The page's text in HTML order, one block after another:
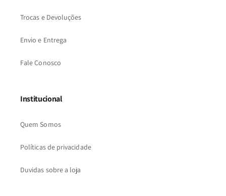
Trocas e Devoluções
Envio e Entrega
Fale Conosco
Institucional
Quem Somos
Políticas de privacidade
Duvidas sobre a loja